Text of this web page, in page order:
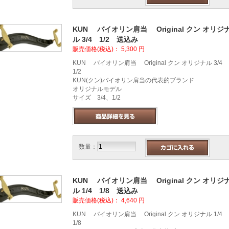
KUN バイオリン肩当 Original クン オリジ
ル 3/4 1/2 送込み
販売価格(税込)： 5,300 円
KUN バイオリン肩当 Original クン オリジナル 3/4
1/2
KUN(クン)バイオリン肩当の代表的ブランド
オリジナルモデル
サイズ 3/4、1/2
数量：
KUN バイオリン肩当 Original クン オリジ
ル 1/4 1/8 送込み
販売価格(税込)： 4,640 円
KUN バイオリン肩当 Original クン オリジナル 1/4
1/8